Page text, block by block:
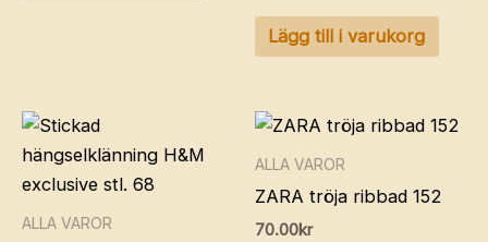
Lägg till i varukorg
ALLA VAROR
ALLA VAROR
ZARA tröja ribbad 152
70.00kr